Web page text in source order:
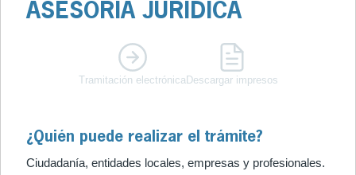
ASESORÍA JURÍDICA
¿Quién puede realizar el trámite?
Ciudadanía, entidades locales, empresas y profesionales.
Tramitación electrónicaDescargar impresos